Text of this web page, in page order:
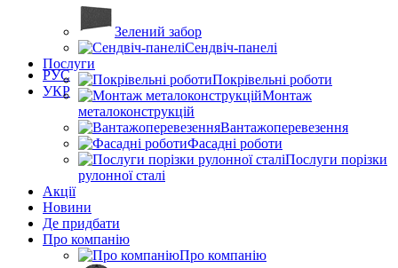
РУС
УКР
Зелений забор
Сендвіч-панелі
Послуги
Покрівельні роботи
Монтаж
металоконструкцій
Вантажоперевезення
Фасадні роботи
Послуги порізки
рулонної сталі
Акції
Новини
Де придбати
Про компанію
Про компанію